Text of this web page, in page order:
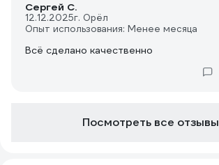
Сергей С.
12.12.2025г. Орёл
Опыт использования: Менее месяца
Всё сделано качественно
Посмотреть все отзывы